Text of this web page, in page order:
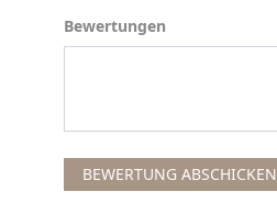
Bewertungen
Bewertungen
BEWERTUNG ABSCHICKEN